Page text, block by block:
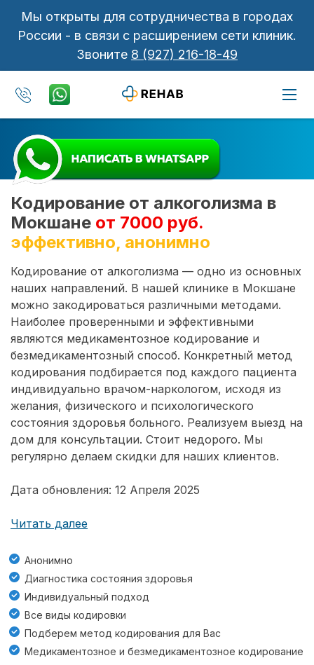
Мы открыты для сотрудничества в городах
России - в связи с расширением сети клиник.
Звоните 8 (927) 216-18-49
Кодирование от алкоголизма в
Мокшане от 7000 руб.
эффективно, анонимно
Кодирование от алкоголизма — одно из основных
наших направлений. В нашей клинике в Мокшане
можно закодироваться различными методами.
Наиболее проверенными и эффективными
являются медикаментозное кодирование и
безмедикаментозный способ. Конкретный метод
кодирования подбирается под каждого пациента
индивидуально врачом-наркологом, исходя из
желания, физического и психологического
состояния здоровья больного. Реализуем выезд на
дом для консультации. Стоит недорого. Мы
регулярно делаем скидки для наших клиентов.
Дата обновления: 12 Апреля 2025
Читать далее
Анонимно
Диагностика состояния здоровья
Индивидуальный подход
Все виды кодировки
Подберем метод кодирования для Вас
Медикаментозное и безмедикаментозное кодирование